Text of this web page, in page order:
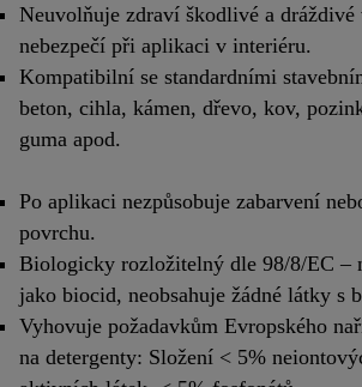
Neuvolňuje zdraví škodlivé a
nebezpečí při aplikaci v interiéru.
Kompatibilní se standardními
beton, cihla, kámen, dřevo, kov,
guma apod.
Po aplikaci nezpůsobuje zabarvení
povrchu.
Biologicky rozložitelný dle 98/8/EC –
jako biocid, neobsahuje žádné látky s
Vyhovuje požadavkům Evropského
na detergenty: Složení < 5%